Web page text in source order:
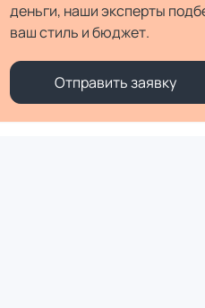
деньги, наши эксперты
ваш стиль и бюджет.
Отправить заявку